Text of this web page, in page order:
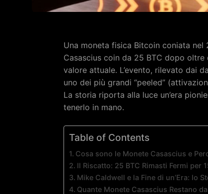
Una moneta fisica Bitcoin coniata
Casascius coin da 25 BTC dopo
valore attuale. L’evento, rilevato dai
uno dei più grandi “peeled”
La storia riporta alla luce un’era
tenerlo in mano.
Table of Contents
Cosa sono le Monete Casascius e
Il Riscatto: 25 BTC Rimasti Fermi per
Mike Caldwell e la Fine di un’Era: lo
Quante Monete Casascius Restano